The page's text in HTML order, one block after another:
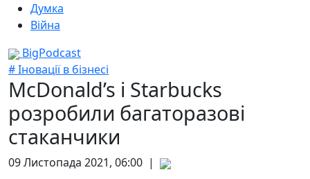
Думка
Війна
BigPodcast
# Іновації в бізнесі
McDonald’s і Starbucks
розробили багаторазові
стаканчики
09 Листопада 2021, 06:00 |